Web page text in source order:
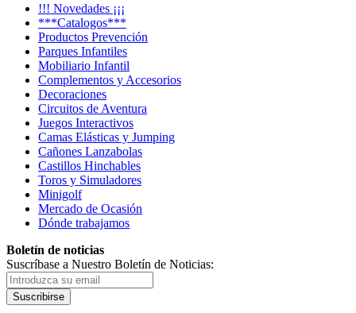
!!! Novedades ¡¡¡
***Catalogos***
Productos Prevención
Parques Infantiles
Mobiliario Infantil
Complementos y Accesorios
Decoraciones
Circuitos de Aventura
Juegos Interactivos
Camas Elásticas y Jumping
Cañones Lanzabolas
Castillos Hinchables
Toros y Simuladores
Minigolf
Mercado de Ocasión
Dónde trabajamos
Boletín de noticias
Suscríbase a Nuestro Boletín de Noticias:
Suscribirse